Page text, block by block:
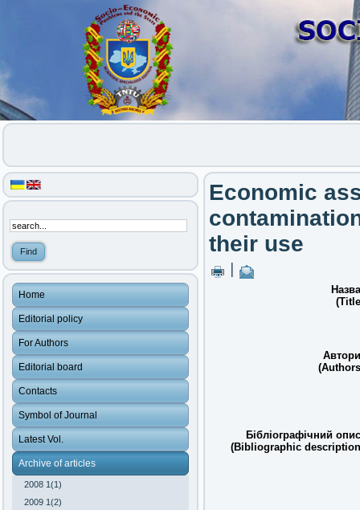
Home
Editorial policy
For Authors
Editorial board
Contacts
Symbol of Journal
Latest Vol.
Archive of articles
2008 1(1)
2009 1(2)
Economic
their use
Бібліографічний
(Bibliographic